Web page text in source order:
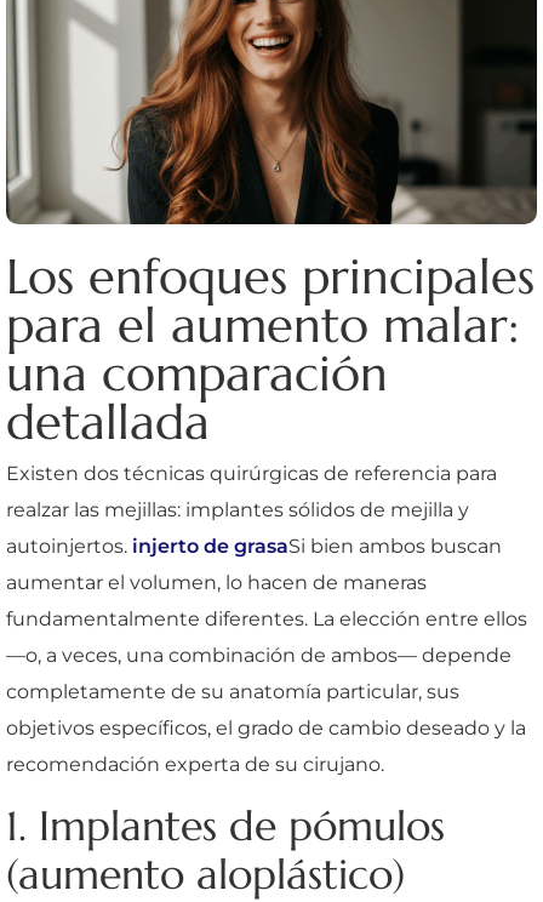
Los enfoques principales
para el aumento malar:
una comparación
detallada
Existen dos técnicas quirúrgicas de referencia para
realzar las mejillas: implantes sólidos de mejilla y
autoinjertos. injerto de grasaSi bien ambos buscan
aumentar el volumen, lo hacen de maneras
fundamentalmente diferentes. La elección entre ellos
—o, a veces, una combinación de ambos— depende
completamente de su anatomía particular, sus
objetivos específicos, el grado de cambio deseado y la
recomendación experta de su cirujano.
1. Implantes de pómulos
(aumento aloplástico)